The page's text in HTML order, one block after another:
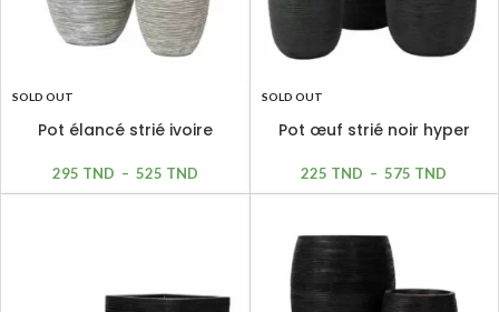
SOLD OUT
Pot élancé strié ivoire
295 TND – 525 TND
SOLD OUT
Pot œuf strié noir hyper
225 TND – 575 TND